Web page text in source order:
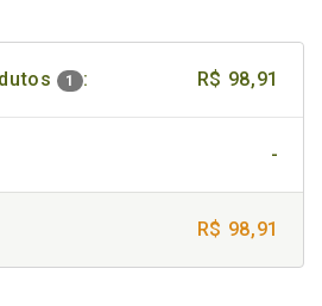
1 : R$ 98,91
-
R$ 98,91